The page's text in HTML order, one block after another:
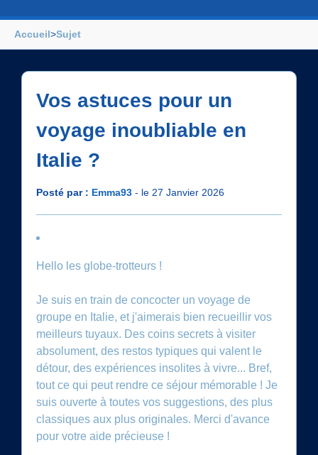
Accueil>Sujet
Vos astuces pour un
voyage inoubliable en
Italie ?
Posté par : Emma93 - le 27 Janvier 2026
Hello les globe-trotteurs !
Je suis en train de concocter un voyage de
groupe en Italie, et j'aimerais bien recueillir vos
meilleurs tuyaux. Des coins secrets à visiter
absolument, des restos typiques qui valent le
détour, des expériences insolites à vivre... Bref,
tout ce qui peut rendre ce séjour mémorable ! Je
suis ouverte à toutes vos suggestions, des plus
classiques aux plus originales. Merci d'avance
pour votre aide précieuse !